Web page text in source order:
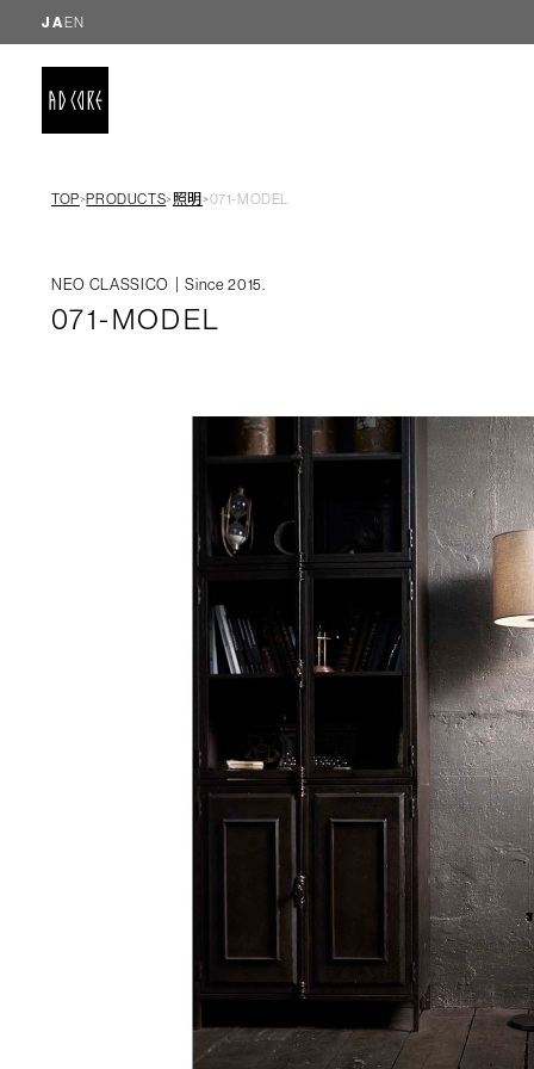
EN
JA
TOP＞PRODUCTS＞ 照明＞071-MODEL
NEO CLASSICO｜Since 2015.
071-MODEL